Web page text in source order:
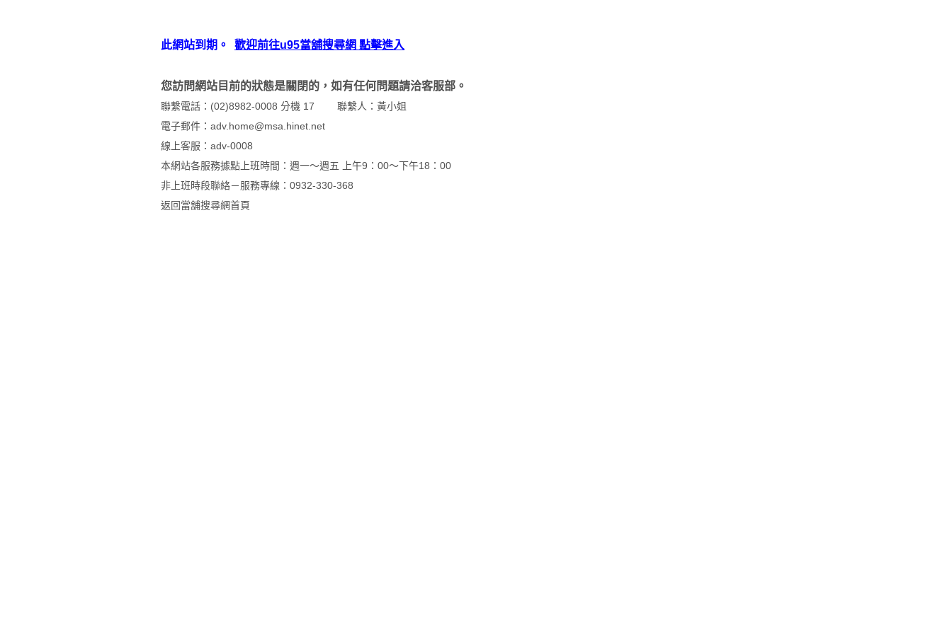
此網站到期。 歡迎前往u95當舖搜尋網 點擊進入
您訪問網站目前的狀態是關閉的，如有任何問題請洽客服部。
聯繫電話：(02)8982-0008 分機 17 聯繫人：黃小姐
電子郵件：adv.home@msa.hinet.net
線上客服： adv-0008
本網站各服務據點上班時間：週一～週五 上午9：00～下午18：00
非上班時段聯絡－服務專線：0932-330-368
返回當舖搜尋網首頁